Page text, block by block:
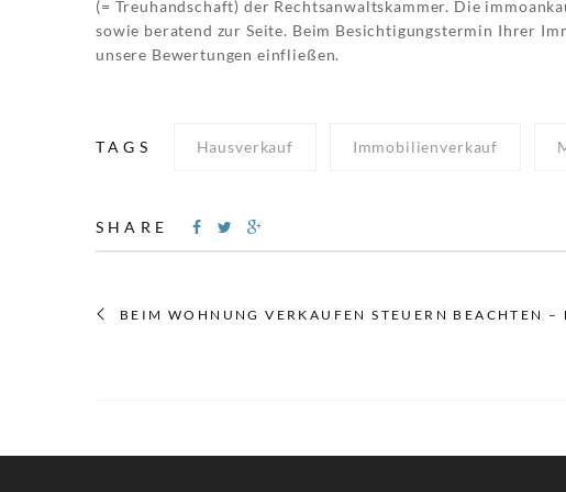
(= Treuhandschaft) der Rechtsanwaltskammer. Die
sowie beratend zur Seite. Beim Besichtigungstermin Ihrer
unsere Bewertungen einfließen.
TAGS Hausverkauf Immobilienverkauf
SHARE
BEIM WOHNUNG VERKAUFEN STEUERN BEACHTEN –